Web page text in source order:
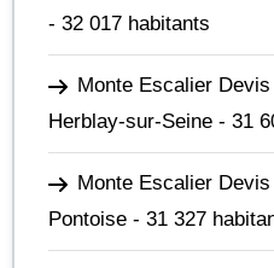
- 32 017 habitants
Monte Escalier
Herblay-sur-Seine - 31
Monte Escalier
Pontoise - 31 327